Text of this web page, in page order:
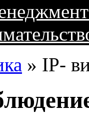
» IP-